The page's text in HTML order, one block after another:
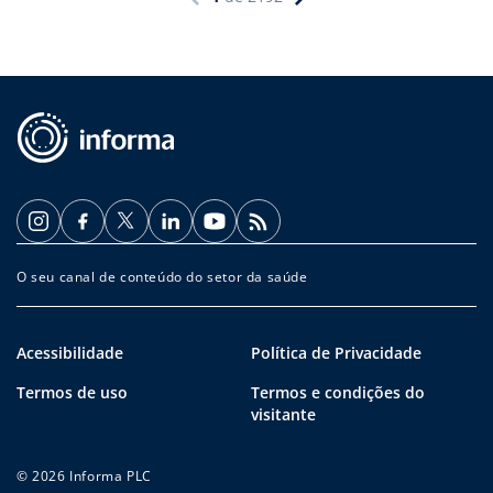
O seu canal de conteúdo do setor da saúde
Acessibilidade
Política de Privacidade
Termos de uso
Termos e condições do
visitante
© 2026 Informa PLC